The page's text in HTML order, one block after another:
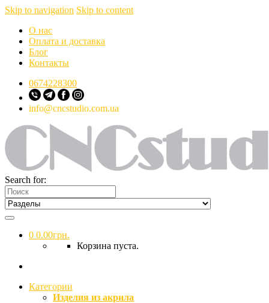
Skip to navigation Skip to content
О нас
Оплата и доставка
Блог
Контакты
0674228300
info@cncstudio.com.ua
Search for:
0 0.00грн.
Корзина пуста.
Категории
Изделия из акрила